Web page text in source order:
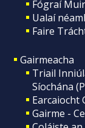
Fógraí
Ualaí
Faire
Gairmeacha
Triail
Síochána
Earcaiocht
Gairme -